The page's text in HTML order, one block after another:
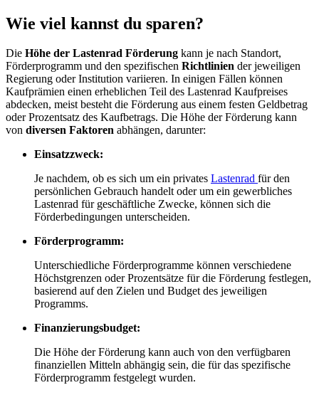
Wie viel kannst du sparen?
Die Höhe der Lastenrad Förderung kann je nach Standort,
Förderprogramm und den spezifischen Richtlinien der jeweiligen
Regierung oder Institution variieren. In einigen Fällen können
Kaufprämien einen erheblichen Teil des Lastenrad Kaufpreises
abdecken, meist besteht die Förderung aus einem festen Geldbetrag
oder Prozentsatz des Kaufbetrags. Die Höhe der Förderung kann
von diversen Faktoren abhängen, darunter:
Einsatzzweck:
Je nachdem, ob es sich um ein privates Lastenrad für den
persönlichen Gebrauch handelt oder um ein gewerbliches
Lastenrad für geschäftliche Zwecke, können sich die
Förderbedingungen unterscheiden.
Förderprogramm:
Unterschiedliche Förderprogramme können verschiedene
Höchstgrenzen oder Prozentsätze für die Förderung festlegen,
basierend auf den Zielen und Budget des jeweiligen
Programms.
Finanzierungsbudget:
Die Höhe der Förderung kann auch von den verfügbaren
finanziellen Mitteln abhängig sein, die für das spezifische
Förderprogramm festgelegt wurden.